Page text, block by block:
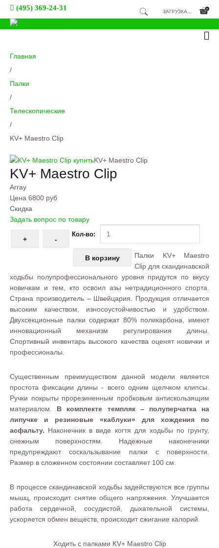
(495) 369-24-31 ЗАГРУЗКА...
Главная
/
Палки
/
Телескопические
/
KV+ Maestro Clip
KV+ Maestro Clip
KV+ Maestro Clip
Array
Цена 6800 руб
Скидка
Задать вопрос по товару
Кол-во:
Палки KV+ Maestro
Clip для скандинавской
ходьбы полупрофессионального уровня придутся по вкусу
новичкам и тем, кто освоил азы нетрадиционного спорта.
Страна производитель – Швейцария. Продукция отличается
высоким качеством, износоустойчивостью и удобством.
Двухсекционные палки содержат 80% поликарбона, имеют
инновационный механизм регулирования длины.
Спортивный инвентарь высокого качества оценят новички и
профессионалы.
Существенным преимуществом данной модели является
простота фиксации длины - всего одним щелчком клипсы.
Ручки покрыты прорезиненным пробковым антискользящим
материалом. В комплекте темпляк – полуперчатка на
липучке и резиновые «каблуки» для хождения по
асфальту. Наконечник в виде когтя для ходьбы по грунту,
снежным поверхностям. Надежные наконечники
предупреждают соскальзывание палки с поверхности.
Размер в сложенном состоянии составляет 100 см.
В процессе скандинавской ходьбы задействуются все группы
мышц, происходит снятие общего напряжения. Улучшается
работа сердечной, сосудистой, дыхательной системы,
ускоряется обмен веществ, происходит сжигание калорий.
Ходить с палками KV+ Maestro Clip